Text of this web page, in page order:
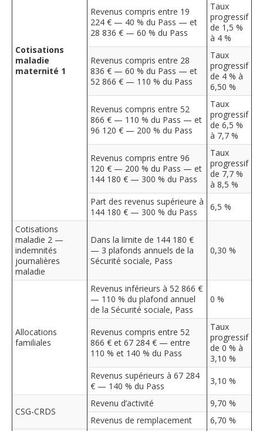
Cotisations
maladie
maternité 1
Revenus compris entre 19
224 € — 40 % du Pass — et
28 836 € — 60 % du Pass
Taux
progressif
de 1,5 %
à 4 %
Revenus compris entre 28
836 € — 60 % du Pass — et
52 866 € — 110 % du Pass
Taux
progressif
de 4 % à
6,50 %
Revenus compris entre 52
866 € — 110 % du Pass — et
96 120 € — 200 % du Pass
Taux
progressif
de 6,5 %
à 7,7 %
Revenus compris entre 96
120 € — 200 % du Pass — et
144 180 € — 300 % du Pass
Taux
progressif
de 7,7 %
à 8,5 %
Part des revenus supérieure à
144 180 € — 300 % du Pass
6,5 %
Cotisations
maladie 2 —
indemnités
journalières
maladie
Dans la limite de 144 180 €
— 3 plafonds annuels de la
Sécurité sociale, Pass
0,30 %
Allocations
familiales
Revenus inférieurs à 52 866 €
— 110 % du plafond annuel
de la Sécurité sociale, Pass
0 %
Revenus compris entre 52
866 € et 67 284 € — entre
110 % et 140 % du Pass
Taux
progressif
de 0 % à
3,10 %
Revenus supérieurs à 67 284
€ — 140 % du Pass
3,10 %
CSG-CRDS
Revenu d’activité
9,70 %
Revenus de remplacement
6,70 %